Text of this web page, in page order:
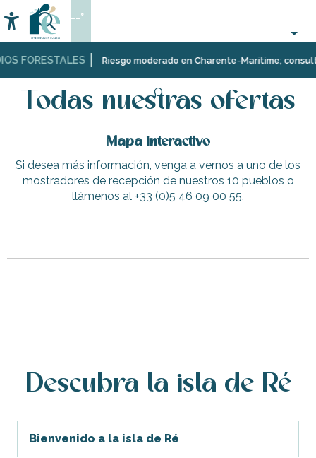
au
contenu
principal
FORESTALES Riesgo moderado en Charente-Maritime;
Accessibilité
Buscar
--°
Página Web Todas nuestras ofertas
Todas nuestras ofertas
Mapa interactivo
Si desea más información, venga a vernos a uno de los
mostradores de recepción de nuestros 10 pueblos o
llámenos al +33 (0)5 46 09 00 55.
Galería Philippe Deschamps
Le Pressing de l'Ile
Descubra la isla de Ré
Bienvenido a la isla de Ré